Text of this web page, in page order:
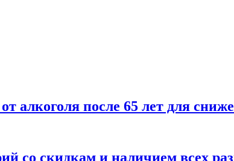
от алкоголя после 65 лет для
со скидкам и наличием всех